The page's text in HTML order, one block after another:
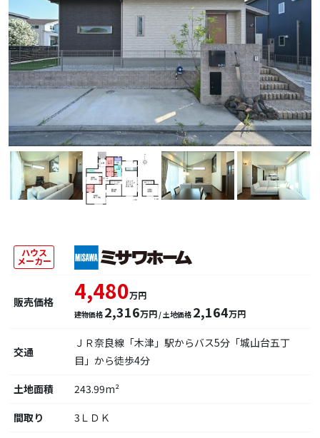
ハウス
メーカー
販売価格 4,480万円
建物価格 2,316万円/ 土地価格 2,164万円
交通
ＪＲ奈良線「木津」駅からバス5分「城山台五丁
目」から徒歩4分
土地面積
243.99m²
間取り
3ＬＤＫ